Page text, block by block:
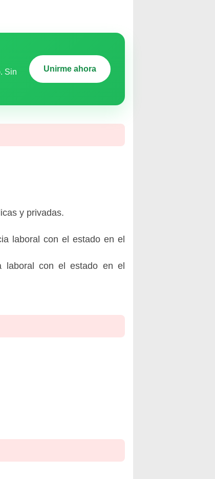
Sin
Unirme ahora
y privadas.
laboral con el estado en el
laboral con el estado en el